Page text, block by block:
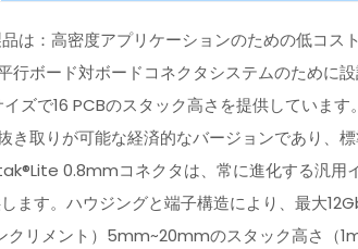
：高密度アプリケーションのための低コス
ボード対ボードコネクタシステムのために
ズで16 PCBのスタック高さを提供しています
取りが可能な経済的なバージョンであり、
0.8mmコネクタは、常に進化する汎用
ます。ハウジングと端子構造により、最大
クリメント）5mm~20mmのスタック高さ（